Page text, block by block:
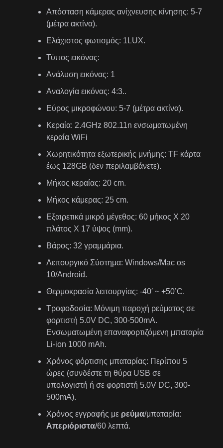
Απόσταση κάμερας ανίχνευσης κίνησης: 5-7
(μέτρα ακτίνα).
Ελάχιστος φωτισμός: 1LUX.
Τύπος εικόνας:
Ανάλυση εικόνας: 1
Αναλογία εικόνας: 4:3..
Εύρος μικροφώνου: 5-7 (μέτρα ακτίνα).
Κεραία: 2.4GHz 802.11n ενσωματωμένη
κεραία WiFi
Χωρητικότητα εξωτερικής μνήμης: TF κάρτα
έως 128GB (δεν περιλαμβάνετε).
Μήκος κεραίας: 20 cm.
Μήκος κάμερας: 25 cm.
Εξαιρετικά μικρό μέγεθος: 60 μήκος X 20
πλάτος Χ 17 ύψος (mm).
Βάρος: 32 γραμμάρια.
Λειτουργικό Σύστημα: Windows/Mac os
10/Android.
Θερμοκρασία λειτουργίας: -40′ ~ +50’C.
Τροφοδοσία: Μόνιμη παροχή ρεύματος σε
φορτιστή 5.0V DC, 300-500mA.
Ενσωματωμένη επαναφορτιζόμενη μπαταρία
Li-ion 1000 mAh.
Χρόνος φόρτισης μπαταρίας: Περίπου 5
ώρες (συνδέστε τη θύρα USB σε
υπολογιστή ή σε φορτιστή 5.0V DC, 300-
500mA).
Χρόνος εγγραφής με ρεύμα/μπαταρία:
Απεριόριστα/60 λεπτά.